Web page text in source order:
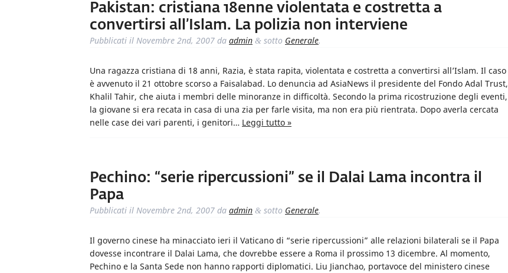
Pakistan: cristiana 18enne violentata e costretta a
convertirsi all’Islam. La polizia non interviene
Pubblicati il Novembre 2nd, 2007 da admin & sotto Generale.
Una ragazza cristiana di 18 anni, Razia, è stata rapita, violentata e costretta a convertirsi all’Islam. Il caso
è avvenuto il 21 ottobre scorso a Faisalabad. Lo denuncia ad AsiaNews il presidente del Fondo Adal Trust,
Khalil Tahir, che aiuta i membri delle minoranze in difficoltà. Secondo la prima ricostruzione degli eventi,
la giovane si era recata in casa di una zia per farle visita, ma non era più rientrata. Dopo averla cercata
nelle case dei vari parenti, i genitori… Leggi tutto »
Pechino: “serie ripercussioni” se il Dalai Lama incontra il
Papa
Pubblicati il Novembre 2nd, 2007 da admin & sotto Generale.
Il governo cinese ha minacciato ieri il Vaticano di “serie ripercussioni” alle relazioni bilaterali se il Papa
dovesse incontrare il Dalai Lama, che dovrebbe essere a Roma il prossimo 13 dicembre. Al momento,
Pechino e la Santa Sede non hanno rapporti diplomatici. Liu Jianchao, portavoce del ministero cinese